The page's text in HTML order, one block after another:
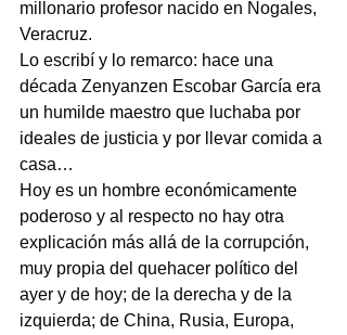
millonario profesor nacido en Nogales,
Veracruz.
Lo escribí y lo remarco: hace una
década Zenyanzen Escobar García era
un humilde maestro que luchaba por
ideales de justicia y por llevar comida a
casa…
Hoy es un hombre económicamente
poderoso y al respecto no hay otra
explicación más allá de la corrupción,
muy propia del quehacer político del
ayer y de hoy; de la derecha y de la
izquierda; de China, Rusia, Europa,